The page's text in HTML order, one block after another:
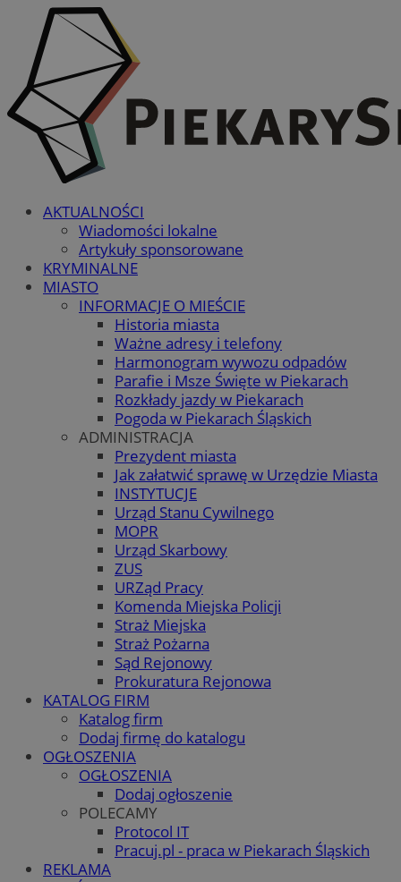
AKTUALNOŚCI
Wiadomości lokalne
Artykuły sponsorowane
KRYMINALNE
MIASTO
INFORMACJE O MIEŚCIE
Historia miasta
Ważne adresy i telefony
Harmonogram wywozu odpadów
Parafie i Msze Święte w Piekarach
Rozkłady jazdy w Piekarach
Pogoda w Piekarach Śląskich
ADMINISTRACJA
Prezydent miasta
Jak załatwić sprawę w Urzędzie Miasta
INSTYTUCJE
Urząd Stanu Cywilnego
MOPR
Urząd Skarbowy
ZUS
URZąd Pracy
Komenda Miejska Policji
Straż Miejska
Straż Pożarna
Sąd Rejonowy
Prokuratura Rejonowa
KATALOG FIRM
Katalog firm
Dodaj firmę do katalogu
OGŁOSZENIA
OGŁOSZENIA
Dodaj ogłoszenie
POLECAMY
Protocol IT
Pracuj.pl - praca w Piekarach Śląskich
REKLAMA